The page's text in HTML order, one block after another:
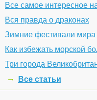
Все самое интересное
Вся правда о драконах
Зимние фестивали мира
Как избежать морской
Три города
Все статьи